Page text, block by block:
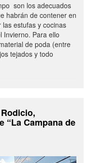
son los adecuados
habrán de contener en
estufas y cocinas
Invierno. Para ello
de poda (entre
tejados y todo
“La Campana de